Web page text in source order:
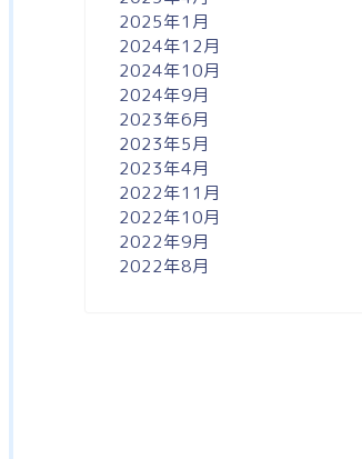
2025年1月
2024年12月
2024年10月
2024年9月
2023年6月
2023年5月
2023年4月
2022年11月
2022年10月
2022年9月
2022年8月